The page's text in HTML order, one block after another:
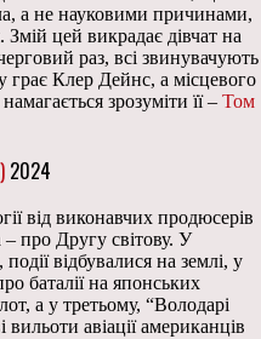
а не науковими причинами,
Змій цей викрадає дівчат на
раз, всі звинувачують
Клер Дейнс, а місцевого
зрозуміти її – Том
2024
від виконавчих продюсерів
– про Другу світову. У
відбувалися на землі, у
баталії на японських
а у третьому, “Володарі
вильоти авіації американців